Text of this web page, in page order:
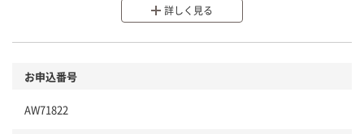
分別・リサイクルしやすい設計
本体
詳しく見る
お申込番号
AW71822